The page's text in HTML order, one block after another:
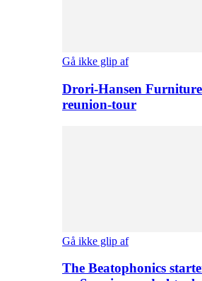
Gå ikke glip af
Drori-Hansen
reunion-tour
Gå ikke glip af
The Beatophonics